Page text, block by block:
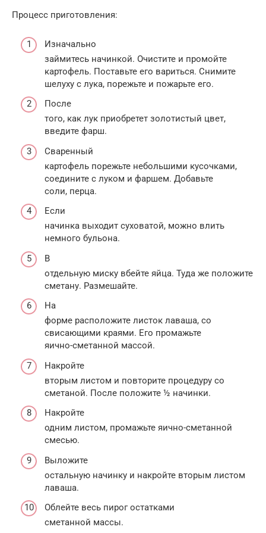
Процесс приготовления:
Изначально
займитесь начинкой. Очистите и промойте
картофель. Поставьте его вариться. Снимите
шелуху с лука, порежьте и пожарьте его.
После
того, как лук приобретет золотистый цвет,
введите фарш.
Сваренный
картофель порежьте небольшими кусочками,
соедините с луком и фаршем. Добавьте
соли, перца.
Если
начинка выходит суховатой, можно влить
немного бульона.
В
отдельную миску вбейте яйца. Туда же положите
сметану. Размешайте.
На
форме расположите листок лаваша, со
свисающими краями. Его промажьте
яично-сметанной массой.
Накройте
вторым листом и повторите процедуру со
сметаной. После положите ½ начинки.
Накройте
одним листом, промажьте яично-сметанной
смесью.
Выложите
остальную начинку и накройте вторым листом
лаваша.
Облейте весь пирог остатками
сметанной массы.